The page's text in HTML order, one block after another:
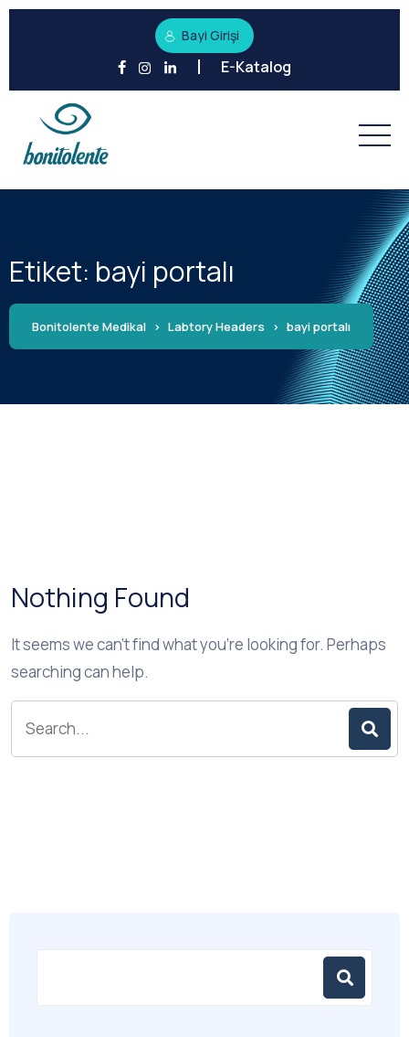
Bayi Girişi
E-Katalog
Etiket: bayi portalı
Bonitolente Medikal > Labtory Headers > bayi portalı
Nothing Found
It seems we can’t find what you’re looking for. Perhaps
searching can help.